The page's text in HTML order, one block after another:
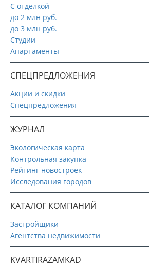
С отделкой
до 2 млн руб.
до 3 млн руб.
Студии
Апартаменты
СПЕЦПРЕДЛОЖЕНИЯ
Акции и скидки
Спецпредложения
ЖУРНАЛ
Экологическая карта
Контрольная закупка
Рейтинг новостроек
Исследования городов
КАТАЛОГ КОМПАНИЙ
Застройщики
Агентства недвижимости
KVARTIRAZAMKAD